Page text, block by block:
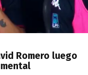
Romero luego